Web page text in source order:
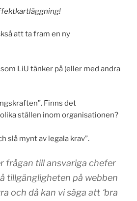
att ta fram en ny
LiU tänker på (eller med andra
Finns det
ställen inom organisationen?
slå mynt av legala krav”.
frågan till ansvariga chefer
tillgängligheten på webben
och då kan vi säga att ‘bra